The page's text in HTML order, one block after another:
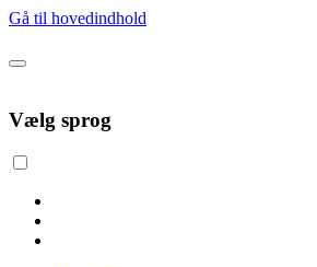
Gå til hovedindhold
Vælg sprog